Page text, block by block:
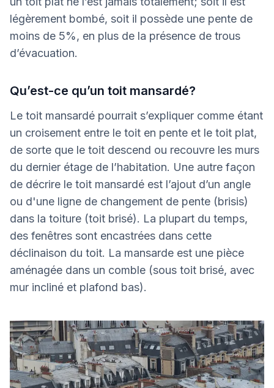
légèrement bombé, soit il possède une pente de
moins de 5%, en plus de la présence de trous
d’évacuation.
Qu’est-ce qu’un toit mansardé?
Le toit mansardé pourrait s’expliquer comme étant
un croisement entre le toit en pente et le toit plat,
de sorte que le toit descend ou recouvre les murs
du dernier étage de l’habitation. Une autre façon
de décrire le toit mansardé est l’ajout d’un angle
ou d'une ligne de changement de pente (brisis)
dans la toiture (toit brisé). La plupart du temps,
des fenêtres sont encastrées dans cette
déclinaison du toit. La mansarde est une pièce
aménagée dans un comble (sous toit brisé, avec
mur incliné et plafond bas).